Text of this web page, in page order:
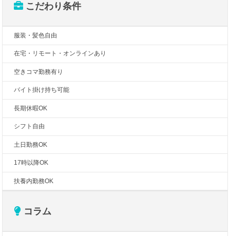
こだわり条件
服装・髪色自由
在宅・リモート・オンラインあり
空きコマ勤務有り
バイト掛け持ち可能
長期休暇OK
シフト自由
土日勤務OK
17時以降OK
扶養内勤務OK
コラム